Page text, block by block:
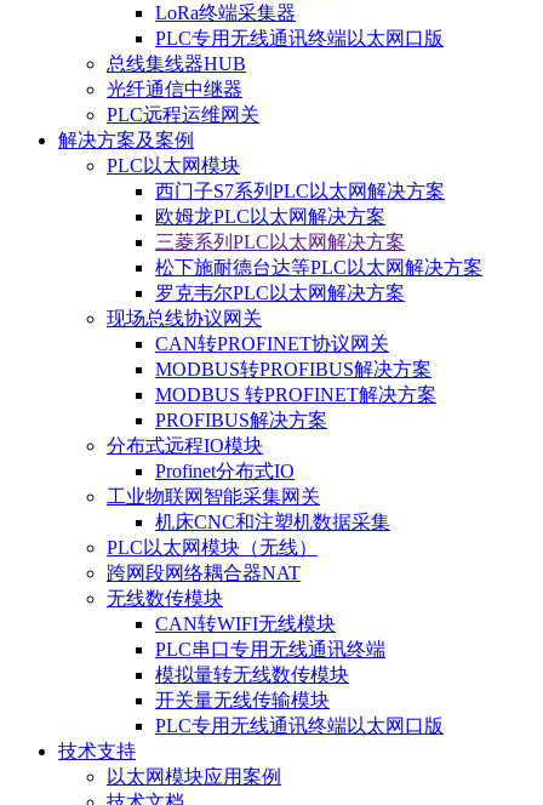
LoRa终端采集器
PLC专用无线通讯终端以太网口版
总线集线器HUB
光纤通信中继器
PLC远程运维网关
解决方案及案例
PLC以太网模块
西门子S7系列PLC以太网解决方案
欧姆龙PLC以太网解决方案
三菱系列PLC以太网解决方案
松下施耐德台达等PLC以太网解决方案
罗克韦尔PLC以太网解决方案
现场总线协议网关
CAN转PROFINET协议网关
MODBUS转PROFIBUS解决方案
MODBUS 转PROFINET解决方案
PROFIBUS解决方案
分布式远程IO模块
Profinet分布式IO
工业物联网智能采集网关
机床CNC和注塑机数据采集
PLC以太网模块（无线）
跨网段网络耦合器NAT
无线数传模块
CAN转WIFI无线模块
PLC串口专用无线通讯终端
模拟量转无线数传模块
开关量无线传输模块
PLC专用无线通讯终端以太网口版
技术支持
以太网模块应用案例